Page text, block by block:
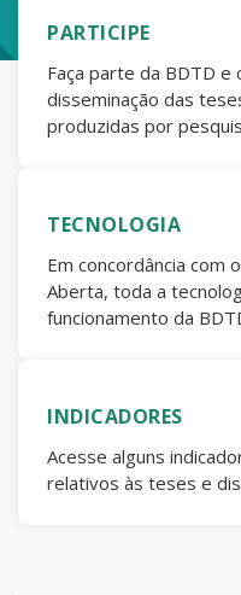
PARTICIPE
Faça parte da BDTD e
disseminação das
produzidas por
TECNOLOGIA
Em concordância com
Aberta, toda a
funcionamento da
INDICADORES
Acesse alguns
relativos às teses e